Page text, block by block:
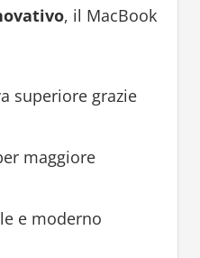
, il MacBook
superiore grazie
maggiore
e moderno